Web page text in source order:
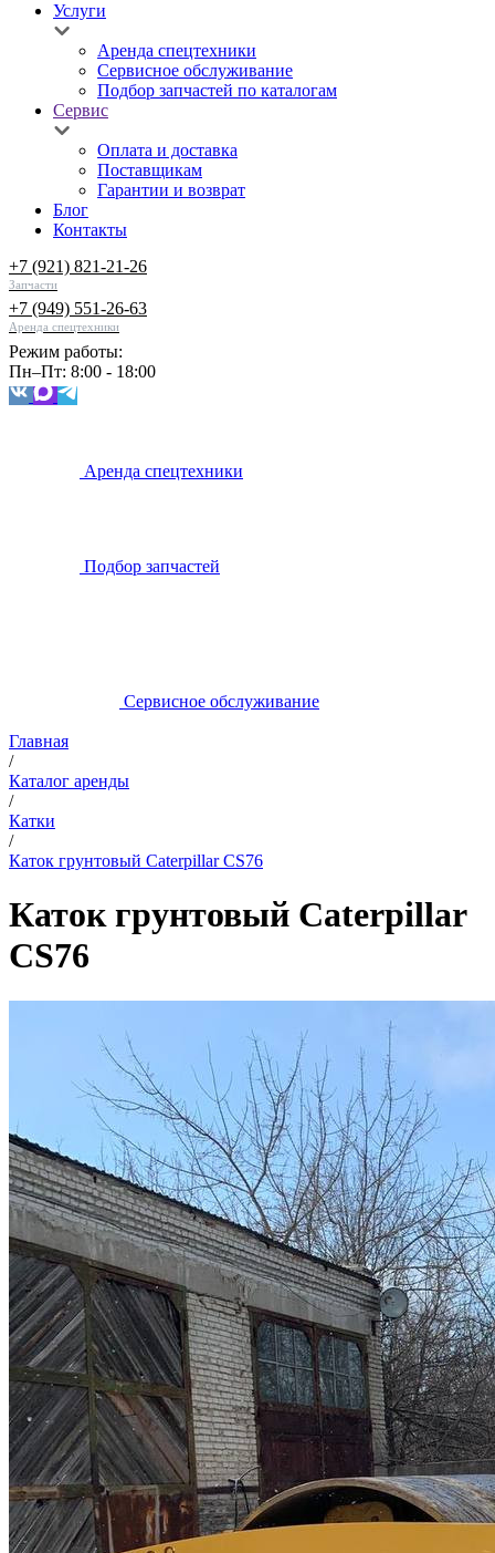
Услуги
Аренда спецтехники
Сервисное обслуживание
Подбор запчастей по каталогам
Сервис
Оплата и доставка
Поставщикам
Гарантии и возврат
Блог
Контакты
+7 (921) 821-21-26
Запчасти
+7 (949) 551-26-63
Аренда спецтехники
Режим работы:
Пн–Пт: 8:00 - 18:00
Аренда спецтехники
Подбор запчастей
Сервисное обслуживание
Главная
/
Каталог аренды
/
Катки
/
Каток грунтовый Caterpillar CS76
Каток грунтовый Caterpillar
CS76